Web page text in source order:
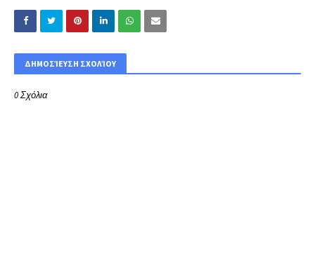
ΔΗΜΟΣΊΕΥΣΗ ΣΧΟΛΊΟΥ
0 Σχόλια